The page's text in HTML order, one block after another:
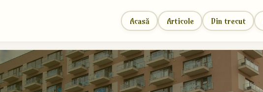
Acasă Articole Din trecut